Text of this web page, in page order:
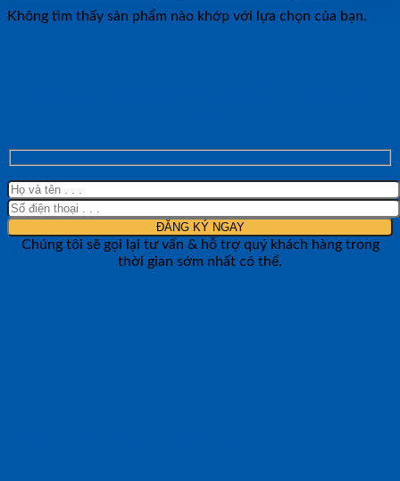
Không tìm thấy sản phẩm nào khớp với lựa chọn của bạn.
Chúng tôi sẽ gọi lại tư vấn & hỗ trợ quý khách hàng trong
thời gian sớm nhất có thể.